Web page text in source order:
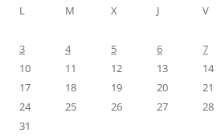
L
M X J V
3
4 5 6 7
10
11 12 13 14
17
18 19 20 21
24
25 26 27 28
31